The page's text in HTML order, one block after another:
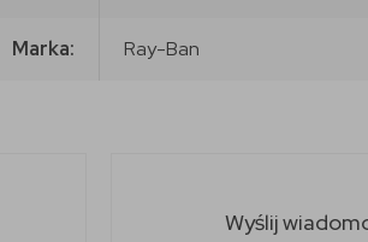
Marka: Ray-Ban
Wyślij